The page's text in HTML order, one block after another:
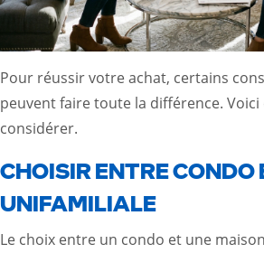
Pour réussir votre achat, certains
peuvent faire toute la différence.
considérer.
CHOISIR ENTRE
UNIFAMILIALE
Le choix entre un condo et une